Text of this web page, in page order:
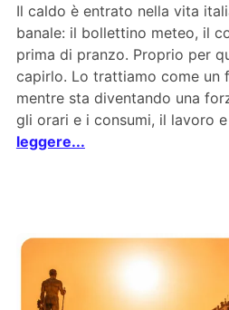
Il caldo è entrato nella vita
banale: il bollettino meteo, il
prima di pranzo. Proprio per
capirlo. Lo trattiamo come un
mentre sta diventando una
gli orari e i consumi, il lavoro
leggere...